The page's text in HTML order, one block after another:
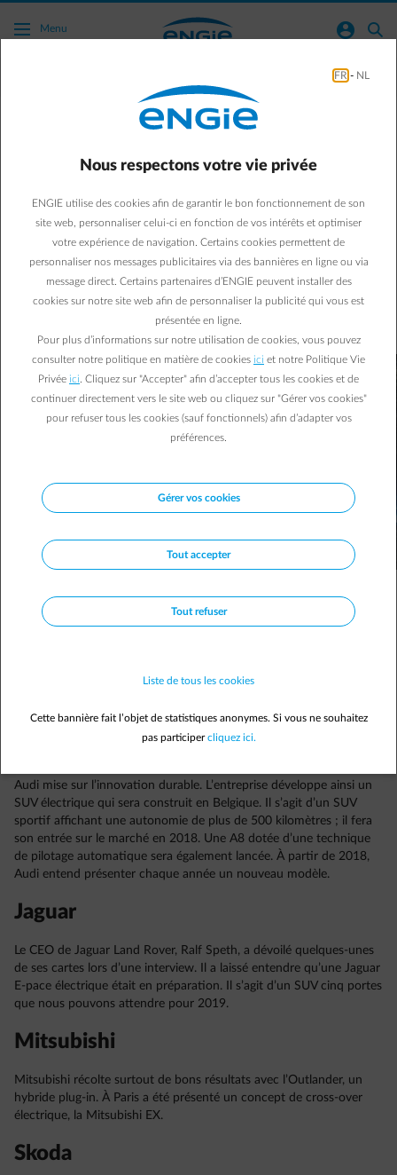
Acc�der au contenu principal
Menu normal-account-circle search
Green Mobility
Le futur de la mobilité : les
SUV électriques
Ces constructeurs nous apportent la preuve que la mobilité
électrique ne se limite plus à la ville. Les SUV électriques …
Audi mise sur l’innovation durable. L’entreprise développe ainsi un
SUV électrique qui sera construit en Belgique. Il s’agit d’un SUV
sportif affichant une autonomie de plus de 500 kilomètres ; il fera
son entrée sur le marché en 2018. Une A8 dotée d’une technique
de pilotage automatique sera également lancée. À partir de 2018,
Audi entend présenter chaque année un nouveau modèle.
Jaguar
Le CEO de Jaguar Land Rover, Ralf Speth, a dévoilé quelques-unes
de ses cartes lors d’une interview. Il a laissé entendre qu’une Jaguar
E-pace électrique était en préparation. Il s’agit d’un SUV cinq portes
que nous pouvons attendre pour 2019.
Mitsubishi
Mitsubishi récolte surtout de bons résultats avec l’Outlander, un
hybride plug-in. À Paris a été présenté un concept de cross-over
électrique, la Mitsubishi EX.
Skoda
FR - NL
Nous respectons votre vie privée
ENGIE utilise des cookies afin de garantir le bon fonctionnement de son
site web, personnaliser celui-ci en fonction de vos intérêts et optimiser
votre expérience de navigation. Certains cookies permettent de
personnaliser nos messages publicitaires via des bannières en ligne ou via
message direct. Certains partenaires d’ENGIE peuvent installer des
cookies sur notre site web afin de personnaliser la publicité qui vous est
présentée en ligne.
Pour plus d’informations sur notre utilisation de cookies, vous pouvez
consulter notre politique en matière de cookies ici et notre Politique Vie
Privée ici . Cliquez sur "Accepter" afin d’accepter tous les cookies et de
continuer directement vers le site web ou cliquez sur "Gérer vos cookies"
pour refuser tous les cookies (sauf fonctionnels) afin d’adapter vos
préférences.
Gérer vos cookies
Tout accepter
Tout refuser
Liste de tous les cookies
Cette bannière fait l’objet de statistiques anonymes. Si vous ne souhaitez
pas participercliquez ici.